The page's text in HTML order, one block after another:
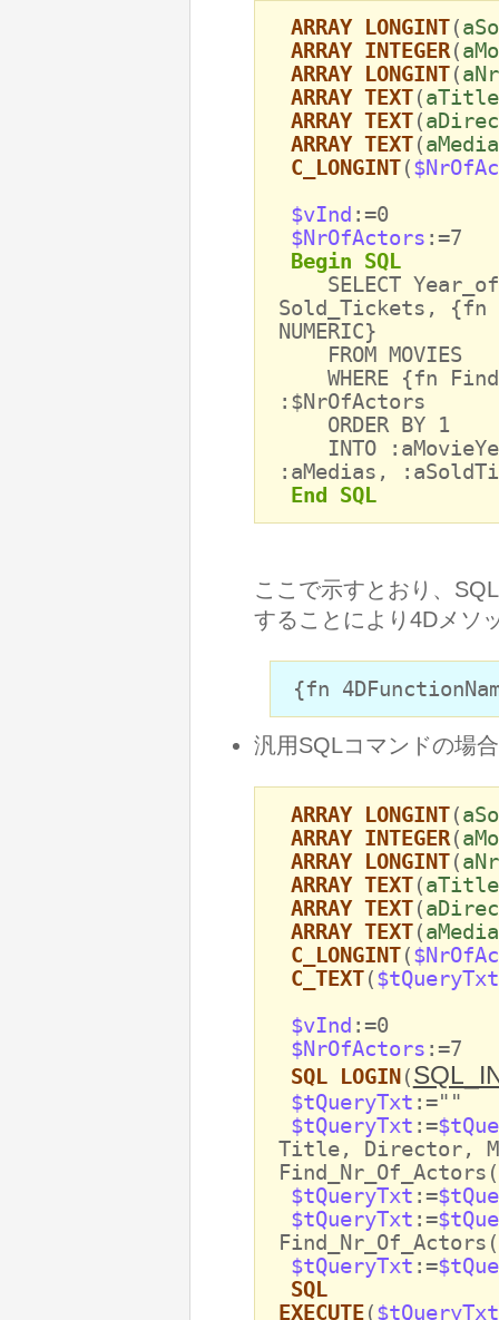
ARRAY LONGINT(
ARRAY INTEGER(
ARRAY LONGINT(
ARRAY TEXT(
ARRAY TEXT(
ARRAY TEXT(
C_LONGINT(
$vInd :=0
$NrOfActors :=7
Begin SQL
SELECT
Sold_Tickets, {fn
NUMERIC}
FROM MOVIES
WHERE {fn
:$NrOfActors
ORDER BY 1
INTO
:aMedias,
End SQL
ここで示すとおり、
することにより4Dメソ
{fn
汎用SQLコマンドの場
ARRAY LONGINT(
ARRAY INTEGER(
ARRAY LONGINT(
ARRAY TEXT(
ARRAY TEXT(
ARRAY TEXT(
C_LONGINT(
C_TEXT($tQueryTxt
$vInd :=0
$NrOfActors :=7
SQL LOGIN(
$tQueryTxt :=""
$tQueryTxt :=
Title, Director,
$tQueryTxt :=
$tQueryTxt :=
$tQueryTxt :=
SQL
EXECUTE($tQueryTxt